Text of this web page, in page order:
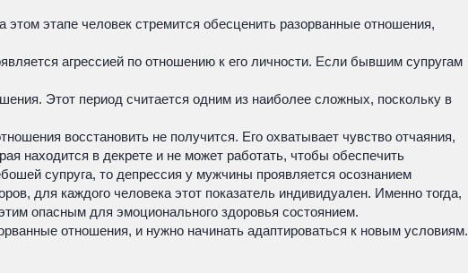
этапе человек стремится обесценить разорванные отношения,
агрессией по отношению к его личности. Если бывшим супругам
Этот период считается одним из наиболее сложных, поскольку в
восстановить не получится. Его охватывает чувство отчаяния,
находится в декрете и не может работать, чтобы обеспечить
супруга, то депрессия у мужчины проявляется осознанием
для каждого человека этот показатель индивидуален. Именно тогда,
опасным для эмоционального здоровья состоянием.
отношения, и нужно начинать адаптироваться к новым условиям.